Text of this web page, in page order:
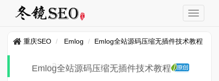
重庆SEO Emlog Emlog全站源码压缩无插件技术教程
Emlog全站源码压缩无插件技术教程